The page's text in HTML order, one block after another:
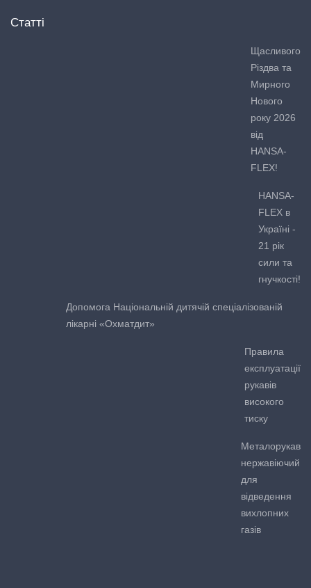
Статті
Щасливого
Різдва та
Мирного
Нового
року 2026
від
HANSA-
FLEX!
HANSA-
FLEX в
Україні -
21 рік
сили та
гнучкості!
Допомога Національній дитячій спеціалізованій
лікарні «Охматдит»
Правила
експлуатації
рукавів
високого
тиску
Металорукав
нержавіючий
для
відведення
вихлопних
газів